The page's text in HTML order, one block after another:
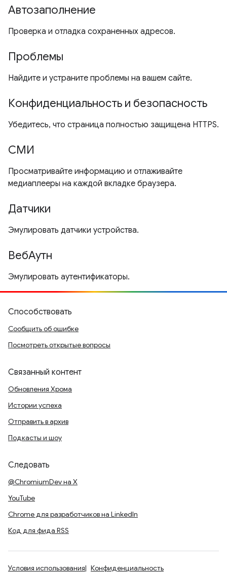
Автозаполнение
Проверка и отладка сохраненных адресов.
Проблемы
Найдите и устраните проблемы на вашем сайте.
Конфиденциальность и безопасность
Убедитесь, что страница полностью защищена HTTPS.
СМИ
Просматривайте информацию и отлаживайте
медиаплееры на каждой вкладке браузера.
Датчики
Эмулировать датчики устройства.
ВебАутн
Эмулировать аутентификаторы.
Способствовать
Сообщить об ошибке
Посмотреть открытые вопросы
Связанный контент
Обновления Хрома
Истории успеха
Отправить в архив
Подкасты и шоу
Следовать
@ChromiumDev на X
YouTube
Chrome для разработчиков на LinkedIn
Код для фида RSS
Условия использования Конфиденциальность